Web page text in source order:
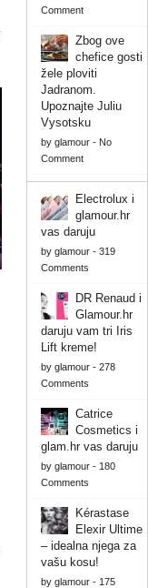
Comment
Zbog ove
chefice gosti
žele ploviti
Jadranom.
Upoznajte Juliu
Vysotsku
by glamour- No
Comment
Electrolux i
glamour.hr
vas daruju
by glamour- 319
Comments
DR Renaud i
Glamour.hr
daruju vam tri Iris
Lift kreme!
by glamour- 278
Comments
Catrice
Cosmetics i
glam.hr vas daruju
by glamour- 180
Comments
Kérastase
Elexir Ultime
– idealna njega za
vašu kosu!
by glamour- 175